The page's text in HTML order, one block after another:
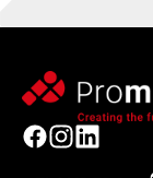
Facebook
Instagram